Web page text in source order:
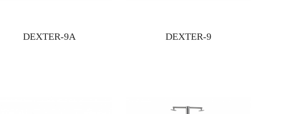
DEXTER-9A DEXTER-9